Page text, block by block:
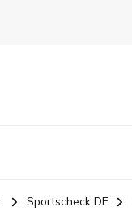
Sportscheck DE